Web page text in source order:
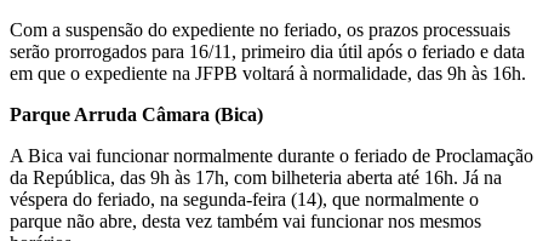
Com a suspensão do expediente no feriado, os prazos processuais
serão prorrogados para 16/11, primeiro dia útil após o feriado e data
em que o expediente na JFPB voltará à normalidade, das 9h às 16h.
Parque Arruda Câmara (Bica)
A Bica vai funcionar normalmente durante o feriado de Proclamação
da República, das 9h às 17h, com bilheteria aberta até 16h. Já na
véspera do feriado, na segunda-feira (14), que normalmente o
parque não abre, desta vez também vai funcionar nos mesmos